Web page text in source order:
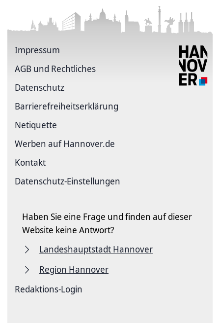
Impressum
AGB und Rechtliches
Datenschutz
Barriere­freiheits­erklärung
Netiquette
Werben auf Hannover.de
Kontakt
Datenschutz-Einstellungen
Haben Sie eine Frage und finden auf dieser
Website keine Antwort?
Landeshauptstadt Hannover
Region Hannover
Redaktions-Login